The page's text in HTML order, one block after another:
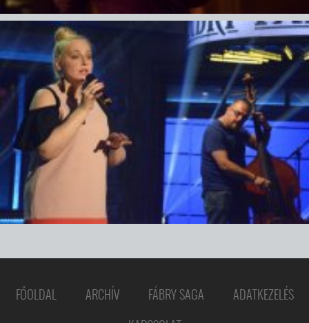
FŐOLDAL ARCHÍV FÁBRY SAGA
ADATKEZELÉS